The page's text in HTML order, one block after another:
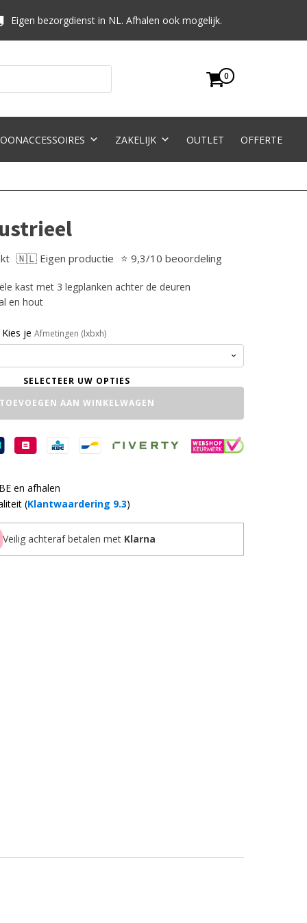
Eigen bezorgdienst in NL. Afhalen ook mogelijk.
0
ZAKELIJK OUTLET OFFERTE
🇳🇱 Eigen productie ⭐ 9,3/10 beoordeling
kast met 3 legplanken achter de deuren
en hout
Kies je Afmetingen (lxbxh)
TOEVOEGEN AAN WINKELWAGEN
en afhalen
(Klantwaardering 9.3)
Veilig achteraf betalen met Klarna